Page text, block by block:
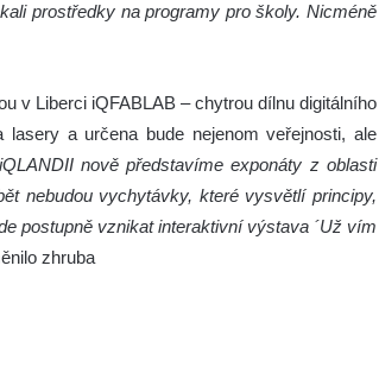
prostředky na programy pro školy. Nicméně
v Liberci iQFABLAB – chytrou dílnu digitálního
a určena bude nejenom veřejnosti, ale
nově představíme exponáty z oblasti
nebudou vychytávky, které vysvětlí principy,
postupně vznikat interaktivní výstava ´Už vím
zhruba